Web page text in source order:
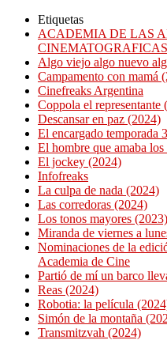
Etiquetas
ACADEMIA DE LAS
Algo viejo algo nuevo
Campamento con mamá
Cinefreaks Argentina
Coppola el representante
Descansar en paz (2024)
El encargado temporada 3
El hombre que amaba
El jockey (2024)
Infofreaks
La culpa de nada (2024)
Las corredoras (2024)
Los tonos mayores (2023)
Miranda de viernes a
Nominaciones de la
Academia de Cine
Partió de mí un barco
Reas (2024)
Robotia: la película
Simón de la montaña
Transmitzvah (2024)